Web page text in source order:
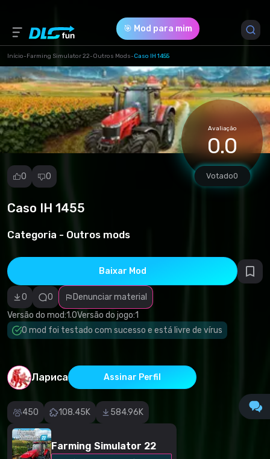
🎯 Mod para mim
Início-Farming Simulator 22-Outros Mods-Caso IH 1455
Avaliação
0.0
Votado0
0 0
Caso IH 1455
Categoria - Outros mods
Baixar Mod
0 0
Denunciar material
Versão do mod:1.0Versão do jogo:1
O mod foi testado com sucesso e está livre de vírus
Лариса Assinar Perfil
450 108.45K 584.96K
Farming Simulator 22
Denunciar
incorreta
Software
malicioso/vírus
Conteúdo não
funcional
Descrição
Versão do Jogo *
1 (014e032679b68fe13d8796b4b2768336.zip)
Download (13.80 Mb)